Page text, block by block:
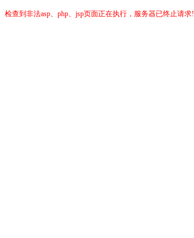
检查到非法asp、php、jsp页面正在执行，服务器已终止请求!